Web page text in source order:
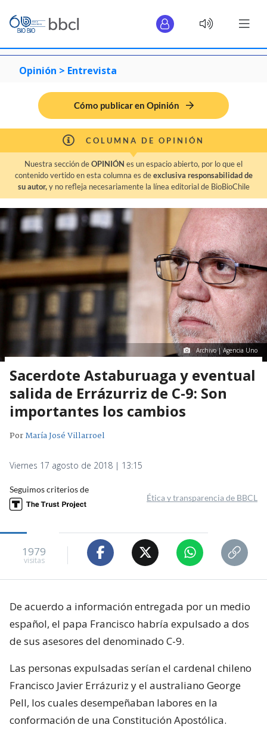
Opinión > Entrevista
Cómo publicar en Opinión
COLUMNA DE OPINIÓN
Nuestra sección deOPINIÓN es un espacio abierto, por lo que el
contenido vertido en esta columna es deexclusiva responsabilidad de
su autor,y no refleja necesariamente la línea editorial de BioBioChile
Archivo | Agencia Uno
Sacerdote Astaburuaga y eventual
salida de Errázurriz de C-9: Son
importantes los cambios
PorMaría José Villarroel
Viernes 17 agosto de 2018 | 13:15
Seguimos criterios de
Ética y transparencia de BBCL
1979
visitas
De acuerdo a información entregada por un medio
español, el papa Francisco habría expulsado a dos
de sus asesores del denominado C-9.
Las personas expulsadas serían el cardenal chileno
Francisco Javier Errázuriz y el australiano George
Pell, los cuales desempeñaban labores en la
conformación de una Constitución Apostólica.